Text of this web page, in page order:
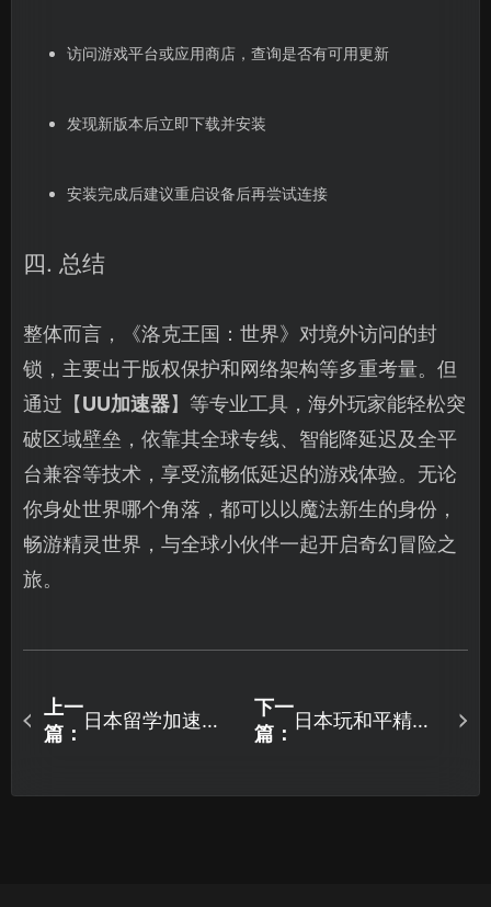
访问游戏平台或应用商店，查询是否有可用更新
发现新版本后立即下载并安装
安装完成后建议重启设备后再尝试连接
四. 总结
整体而言，《洛克王国：世界》对境外访问的封
锁，主要出于版权保护和网络架构等多重考量。但
通过【UU加速器】等专业工具，海外玩家能轻松突
破区域壁垒，依靠其全球专线、智能降延迟及全平
台兼容等技术，享受流畅低延迟的游戏体验。无论
你身处世界哪个角落，都可以以魔法新生的身份，
畅游精灵世界，与全球小伙伴一起开启奇幻冒险之
旅。
上一
篇：
日本留学加速器
延迟问题？
下一
篇：
日本玩和平精英
服网络连接！